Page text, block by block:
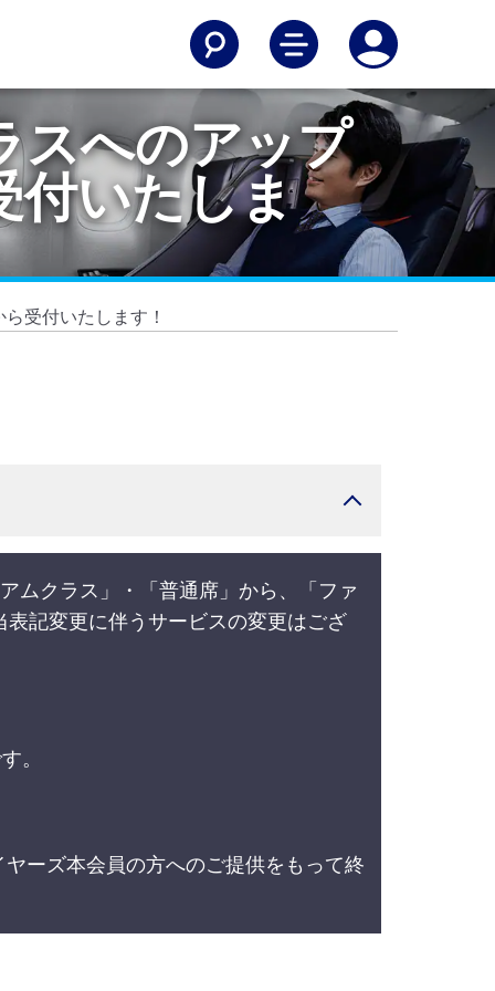
スへのアップ
付いたしま
受付いたします！
ムクラス」・「普通席」から、「ファ
記変更に伴うサービスの変更はござ
。
ーズ本会員の方へのご提供をもって終